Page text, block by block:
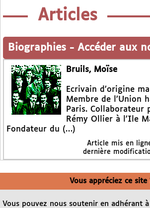
Articles
Biographies - Accéder aux
Bruils, Moïse
Ecrivain d’origine
Membre de l’Union
Paris. Collaborateur
Rémy Ollier à l’Ile
Fondateur du (…)
Article mis en
dernière
Vous appréciez ce site
Vous pouvez nous soutenir en adhérant à